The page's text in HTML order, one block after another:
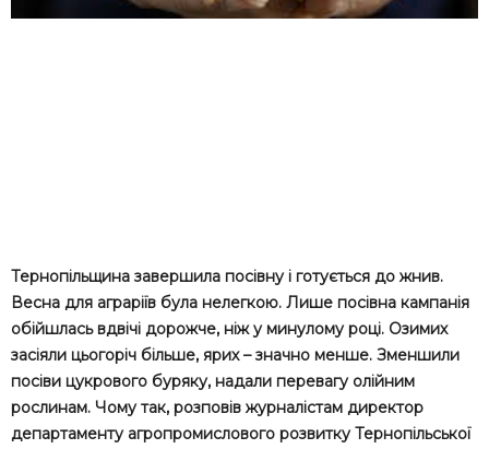
Тернопільщина завершила посівну і готується до жнив.
Весна для аграріїв була нелегкою. Лише посівна кампанія
обійшлась вдвічі дорожче, ніж у минулому році. Озимих
засіяли цьогоріч більше, ярих – значно менше. Зменшили
посіви цукрового буряку, надали перевагу олійним
рослинам. Чому так, розповів журналістам директор
департаменту агропромислового розвитку Тернопільської